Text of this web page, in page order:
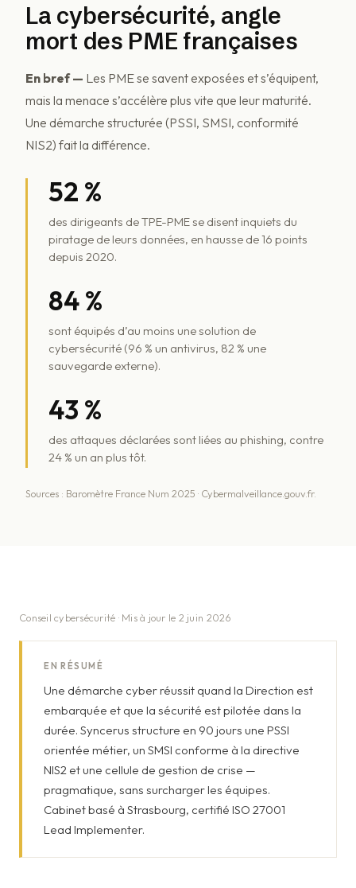
La cybersécurité, angle
mort des PME françaises
En bref — Les PME se savent exposées et s’équipent,
mais la menace s’accélère plus vite que leur maturité.
Une démarche structurée (PSSI, SMSI, conformité
NIS2) fait la différence.
52 %
des dirigeants de TPE-PME se disent inquiets du
piratage de leurs données, en hausse de 16 points
depuis 2020.
84 %
sont équipés d’au moins une solution de
cybersécurité (96 % un antivirus, 82 % une
sauvegarde externe).
43 %
des attaques déclarées sont liées au phishing, contre
24 % un an plus tôt.
Sources : Baromètre France Num 2025 · Cybermalveillance.gouv.fr.
Conseil cybersécurité · Mis à jour le 2 juin 2026
EN RÉSUMÉ
Une démarche cyber réussit quand la Direction est
embarquée et que la sécurité est pilotée dans la
durée. Syncerus structure en 90 jours une PSSI
orientée métier, un SMSI conforme à la directive
NIS2 et une cellule de gestion de crise —
pragmatique, sans surcharger les équipes.
Cabinet basé à Strasbourg, certifié ISO 27001
Lead Implementer.